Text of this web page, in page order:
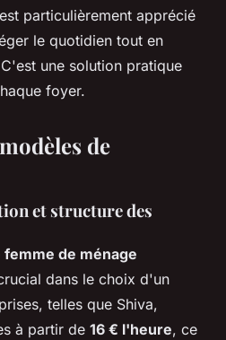
particulièrement apprécié
le quotidien tout en
une solution pratique
foyer.
de
et structure des
de ménage
dans le choix d'un
telles que Shiva,
à partir de 16 € l'heure, ce